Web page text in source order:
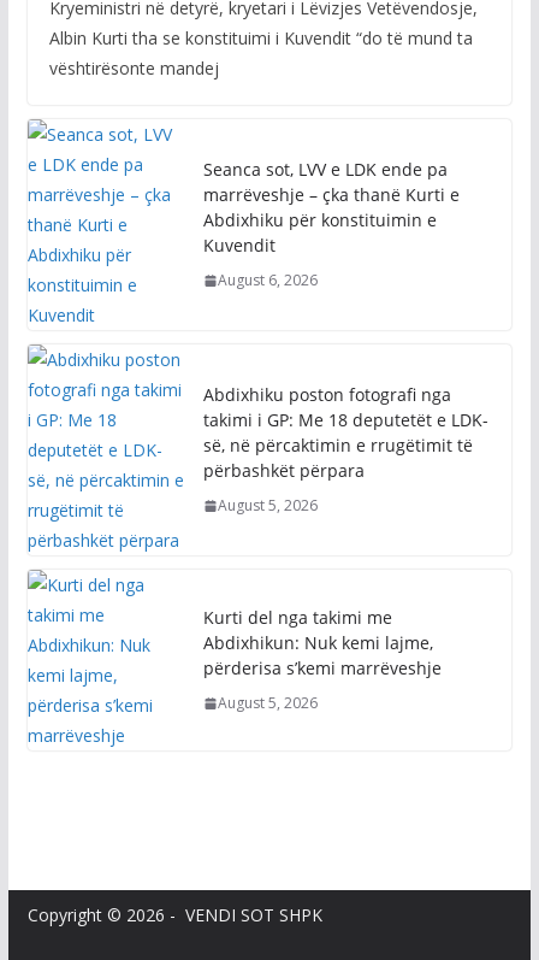
Albin Kurti tha se konstituimi i Kuvendit “do të mund ta
vështirësonte mandej
marrëveshje – çka thanë Kurti e
Abdixhiku për konstituimin e
Kuvendit
August 6, 2026
takimi i GP: Me 18 deputetët e LDK-
së, në përcaktimin e rrugëtimit të
përbashkët përpara
August 5, 2026
Abdixhikun: Nuk kemi lajme,
përderisa s’kemi marrëveshje
August 5, 2026
Copyright © 2026 - VENDI SOT SHPK